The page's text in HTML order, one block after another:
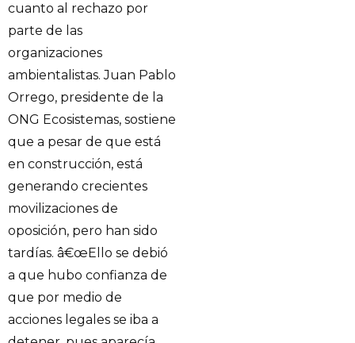
cuanto al rechazo por
parte de las
organizaciones
ambientalistas. Juan Pablo
Orrego, presidente de la
ONG Ecosistemas, sostiene
que a pesar de que está
en construcción, está
generando crecientes
movilizaciones de
oposición, pero han sido
tardías. â€œEllo se debió
a que hubo confianza de
que por medio de
acciones legales se iba a